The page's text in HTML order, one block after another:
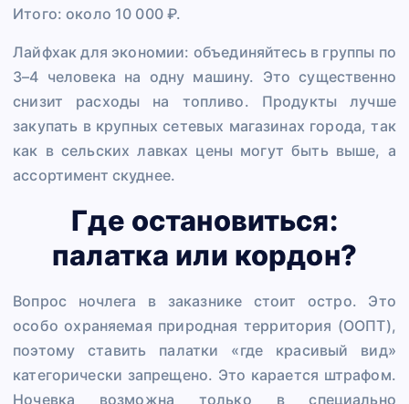
Итого: около 10 000 ₽.
Лайфхак для экономии: объединяйтесь в группы по
3–4 человека на одну машину. Это существенно
снизит расходы на топливо. Продукты лучше
закупать в крупных сетевых магазинах города, так
как в сельских лавках цены могут быть выше, а
ассортимент скуднее.
Где остановиться:
палатка или кордон?
Вопрос ночлега в заказнике стоит остро. Это
особо охраняемая природная территория (ООПТ),
поэтому ставить палатки «где красивый вид»
категорически запрещено. Это карается штрафом.
Ночевка возможна только в специально